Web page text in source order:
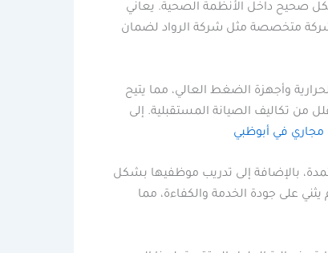
صحيح داخل الأنظمة الصحية. يعاني
شركة متخصصة مثل شركة الرواد لضمان
وأجهزة الضغط العالي، مما يتيح
من تكاليف الصيانة المستقبلية. إلى
في أبوظبي
بالإضافة إلى تدريب موظفيها بشكل
على جودة الخدمة والكفاءة، مما